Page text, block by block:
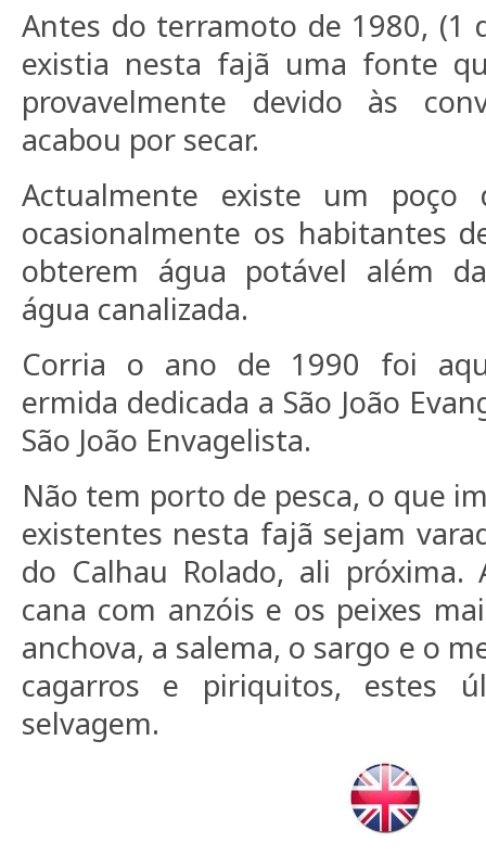
Antes do terramoto de 1980, (1
existia nesta fajã uma fonte
provavelmente devido às
acabou por secar.
Actualmente existe um poço
ocasionalmente os habitantes
obterem água potável além
água canalizada.
Corria o ano de 1990 foi
ermida dedicada a São João
São João Envagelista.
Não tem porto de pesca, o que
existentes nesta fajã sejam
do Calhau Rolado, ali
cana com anzóis e os peixes
anchova, a salema, o sargo e o
cagarros e piriquitos, estes
selvagem.